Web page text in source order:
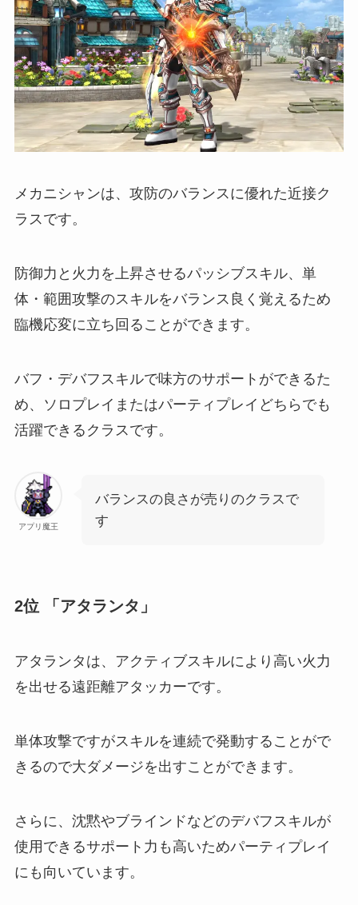
メカニシャンは、攻防のバランスに優れた近接ク
ラスです。
防御力と火力を上昇させるパッシブスキル、単
体・範囲攻撃のスキルをバランス良く覚えるため
臨機応変に立ち回ることができます。
バフ・デバフスキルで味方のサポートができるた
め、ソロプレイまたはパーティプレイどちらでも
活躍できるクラスです。
アプリ魔王
バランスの良さが売りのクラスで
す
2位 「アタランタ」
アタランタは、アクティブスキルにより高い火力
を出せる遠距離アタッカーです。
単体攻撃ですがスキルを連続で発動することがで
きるので大ダメージを出すことができます。
さらに、沈黙やブラインドなどのデバフスキルが
使用できるサポート力も高いためパーティプレイ
にも向いています。